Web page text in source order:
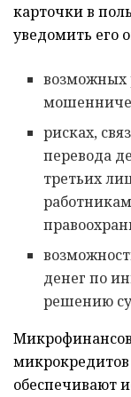
карточки в
уведомить его
возможных
рисках,
перевода
третьих
денег по
решению
обеспечивают